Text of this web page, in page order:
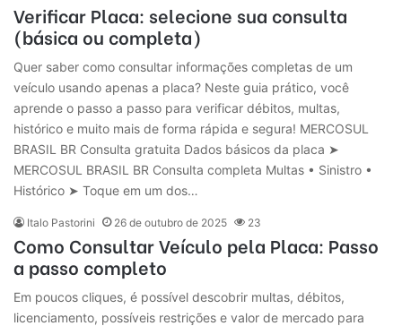
Verificar Placa: selecione sua consulta
(básica ou completa)
Quer saber como consultar informações completas de um
veículo usando apenas a placa? Neste guia prático, você
aprende o passo a passo para verificar débitos, multas,
histórico e muito mais de forma rápida e segura! MERCOSUL
BRASIL BR Consulta gratuita Dados básicos da placa ➤
MERCOSUL BRASIL BR Consulta completa Multas • Sinistro •
Histórico ➤ Toque em um dos…
Italo Pastorini 26 de outubro de 2025 23
Como Consultar Veículo pela Placa: Passo
a passo completo
Em poucos cliques, é possível descobrir multas, débitos,
licenciamento, possíveis restrições e valor de mercado para